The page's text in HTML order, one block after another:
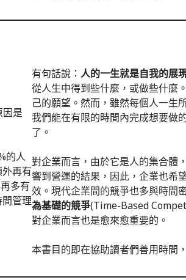
因是
的人
再有
多有
管理
有句話說： 人的一生就是自我的展
從人生中得到些什麼，或做些什麼
己的願望。然而，雖然每個人一生
我們能在有限的時間內完成想要做
了。
對企業而言，由於它是人的集合體
響到營運的結果，因此，企業也希
效。現代企業間的競爭也多與時間
為基礎的競爭(Time-Based
對企業而言也是愈來愈重要的。
本書目的即在協助讀者們善用時間